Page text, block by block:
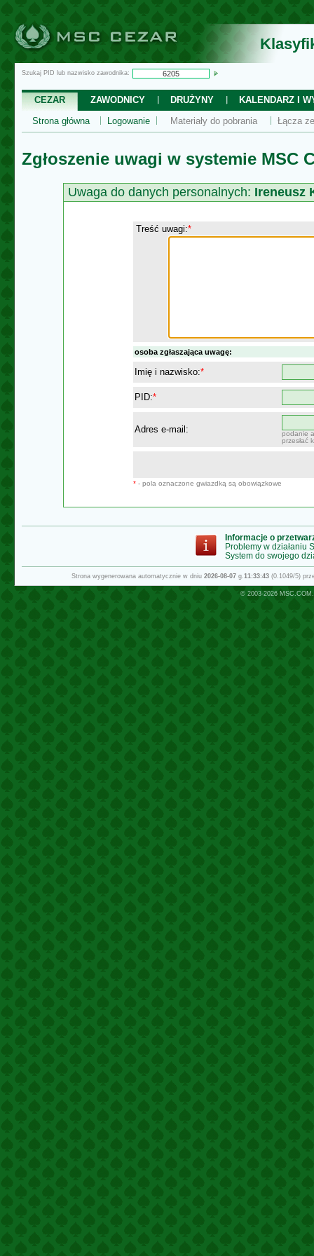
Szukaj PID lub nazwisko zawodnika:
CEZAR ZAWODNICY DRUŻYNY
KALENDARZ I
Strona główna
Logowanie Materiały do pobrania Łącza
Zgłoszenie uwagi w systemie MSC
Uwaga do danych personalnych: Ireneusz
Treść uwagi:*
osoba zgłaszająca uwagę:
Imię i nazwisko:*
PID:*
Adres e-mail:
podanie
przesłać
* - pola oznaczone gwiazdką są obowiązkowe
Informacje o
Problemy w działaniu
System do swojego
Strona wygenerowana automatycznie w dniu 2026-08-07g.11:33:43(0.1049/5)
© 2003-2026